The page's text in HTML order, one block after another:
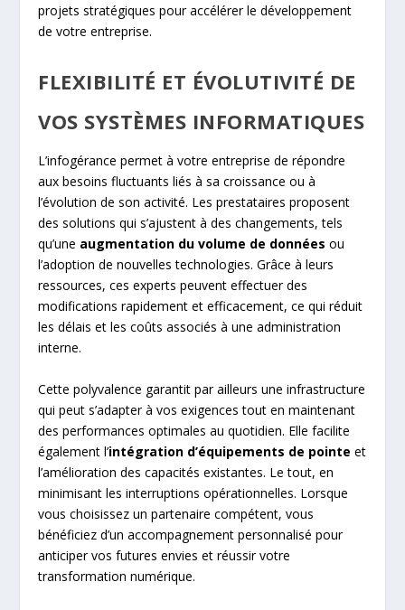
projets stratégiques pour accélérer le développement
de votre entreprise.
FLEXIBILITÉ ET ÉVOLUTIVITÉ DE
VOS SYSTÈMES INFORMATIQUES
L’infogérance permet à votre entreprise de répondre
aux besoins fluctuants liés à sa croissance ou à
l’évolution de son activité. Les prestataires proposent
des solutions qui s’ajustent à des changements, tels
qu’une augmentation du volume de données ou
l’adoption de nouvelles technologies. Grâce à leurs
ressources, ces experts peuvent effectuer des
modifications rapidement et efficacement, ce qui réduit
les délais et les coûts associés à une administration
interne.
Cette polyvalence garantit par ailleurs une infrastructure
qui peut s’adapter à vos exigences tout en maintenant
des performances optimales au quotidien. Elle facilite
également l’intégration d’équipements de pointe et
l’amélioration des capacités existantes. Le tout, en
minimisant les interruptions opérationnelles. Lorsque
vous choisissez un partenaire compétent, vous
bénéficiez d’un accompagnement personnalisé pour
anticiper vos futures envies et réussir votre
transformation numérique.